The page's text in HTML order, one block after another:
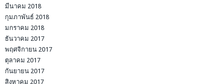
มีนาคม 2018
กุมภาพันธ์ 2018
มกราคม 2018
ธันวาคม 2017
พฤศจิกายน 2017
ตุลาคม 2017
กันยายน 2017
สิงหาคม 2017